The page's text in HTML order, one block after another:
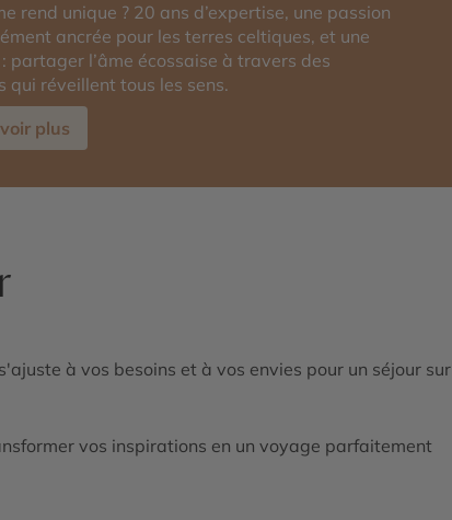
rend unique ? 20 ans d’expertise, une passion
ancrée pour les terres celtiques, et une
partager l’âme écossaise à travers des
qui réveillent tous les sens.
plus
à vos besoins et à vos envies pour un séjour sur
vos inspirations en un voyage parfaitement